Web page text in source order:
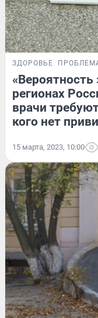
ЗДОРОВЬЕ
«Вероятность
регионах
врачи
кого нет
15 марта, 2023, 10:00